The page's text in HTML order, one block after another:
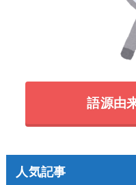
語源由
人気記事